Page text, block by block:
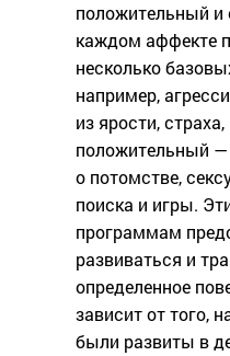
положительный и
каждом аффекте
несколько
например,
из ярости,
положительный
о потомстве,
поиска и игры.
программам
развиваться и
определенное
зависит от того,
были развиты в